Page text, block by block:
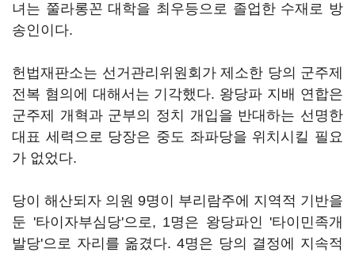
녀는 쭐라롱꼰 대학을 최우등으로 졸업한 수재로 방
송인이다.
헌법재판소는 선거관리위원회가 제소한 당의 군주제
전복 혐의에 대해서는 기각했다. 왕당파 지배 연합은
군주제 개혁과 군부의 정치 개입을 반대하는 선명한
대표 세력으로 당장은 중도 좌파당을 위치시킬 필요
가 없었다.
당이 해산되자 의원 9명이 부리람주에 지역적 기반을
둔 '타이자부심당'으로, 1명은 왕당파인 '타이민족개
발당'으로 자리를 옮겼다. 4명은 당의 결정에 지속적